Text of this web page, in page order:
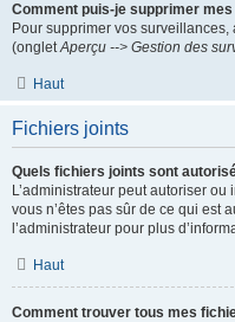
Comment puis-je supprimer
Pour supprimer vos
(ongletAperçu --> Gestion des
Haut
Fichiers joints
Quels fichiers joints sont
L’administrateur peut autoriser
vous n’êtes pas sûr de ce qui est
l’administrateur pour plus
Haut
Comment trouver tous mes